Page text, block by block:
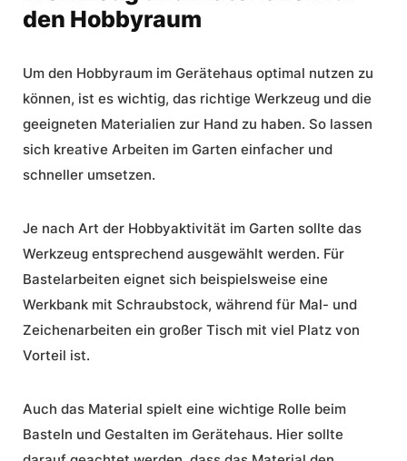
den Hobbyraum
Um den Hobbyraum im Gerätehaus optimal nutzen zu
können, ist es wichtig, das richtige Werkzeug und die
geeigneten Materialien zur Hand zu haben. So lassen
sich kreative Arbeiten im Garten einfacher und
schneller umsetzen.
Je nach Art der Hobbyaktivität im Garten sollte das
Werkzeug entsprechend ausgewählt werden. Für
Bastelarbeiten eignet sich beispielsweise eine
Werkbank mit Schraubstock, während für Mal- und
Zeichenarbeiten ein großer Tisch mit viel Platz von
Vorteil ist.
Auch das Material spielt eine wichtige Rolle beim
Basteln und Gestalten im Gerätehaus. Hier sollte